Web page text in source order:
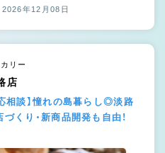
2026年12月08日
リー
店
相談】憧れの島暮らし◎淡路
くり・新商品開発も自由！